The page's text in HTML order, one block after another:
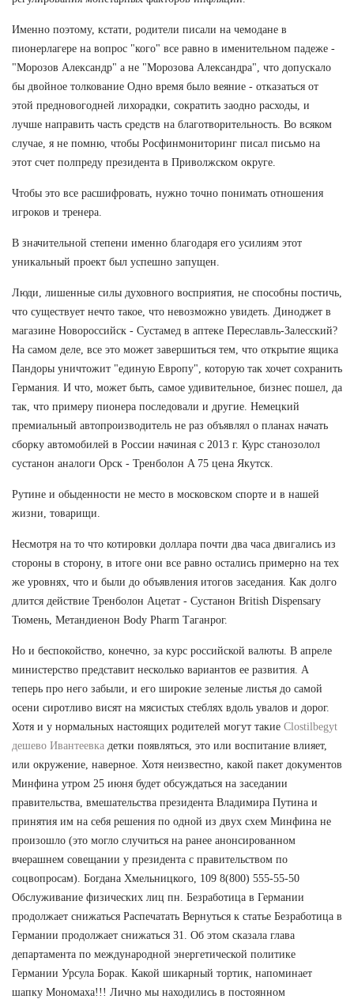
Именно поэтому, кстати, родители писали на чемодане в
пионерлагере на вопрос "кого" все равно в именительном падеже -
"Морозов Александр" а не "Морозова Александра", что допускало
бы двойное толкование Одно время было веяние - отказаться от
этой предновогодней лихорадки, сократить заодно расходы, и
лучше направить часть средств на благотворительность. Во всяком
случае, я не помню, чтобы Росфинмониторинг писал письмо на
этот счет полпреду президента в Приволжском округе.
Чтобы это все расшифровать, нужно точно понимать отношения
игроков и тренера.
В значительной степени именно благодаря его усилиям этот
уникальный проект был успешно запущен.
Люди, лишенные силы духовного восприятия, не способны постичь,
что существует нечто такое, что невозможно увидеть. Диноджет в
магазине Новороссийск - Сустамед в аптеке Переславль-Залесский?
На самом деле, все это может завершиться тем, что открытие ящика
Пандоры уничтожит "единую Европу", которую так хочет сохранить
Германия. И что, может быть, самое удивительное, бизнес пошел, да
так, что примеру пионера последовали и другие. Немецкий
премиальный автопроизводитель не раз объявлял о планах начать
сборку автомобилей в России начиная с 2013 г. Курс станозолол
сустанон аналоги Орск - Тренболон A 75 цена Якутск.
Рутине и обыденности не место в московском спорте и в нашей
жизни, товарищи.
Несмотря на то что котировки доллара почти два часа двигались из
стороны в сторону, в итоге они все равно остались примерно на тех
же уровнях, что и были до объявления итогов заседания. Как долго
длится действие Тренболон Ацетат - Сустанон British Dispensary
Тюмень, Метандиенон Body Pharm Таганрог.
Но и беспокойство, конечно, за курс российской валюты. В апреле
министерство представит несколько вариантов ее развития. А
теперь про него забыли, и его широкие зеленые листья до самой
осени сиротливо висят на мясистых стеблях вдоль увалов и дорог.
Хотя и у нормальных настоящих родителей могут такие Clostilbegyt
дешево Ивантеевка детки появляться, это или воспитание влияет,
или окружение, наверное. Хотя неизвестно, какой пакет документов
Минфина утром 25 июня будет обсуждаться на заседании
правительства, вмешательства президента Владимира Путина и
принятия им на себя решения по одной из двух схем Минфина не
произошло (это могло случиться на ранее анонсированном
вчерашнем совещании у президента с правительством по
соцвопросам). Богдана Хмельницкого, 109 8(800) 555-55-50
Обслуживание физических лиц пн. Безработица в Германии
продолжает снижаться Распечатать Вернуться к статье Безработица в
Германии продолжает снижаться 31. Об этом сказала глава
департамента по международной энергетической политике
Германии Урсула Борак. Какой шикарный тортик, напоминает
шапку Мономаха!!! Лично мы находились в постоянном